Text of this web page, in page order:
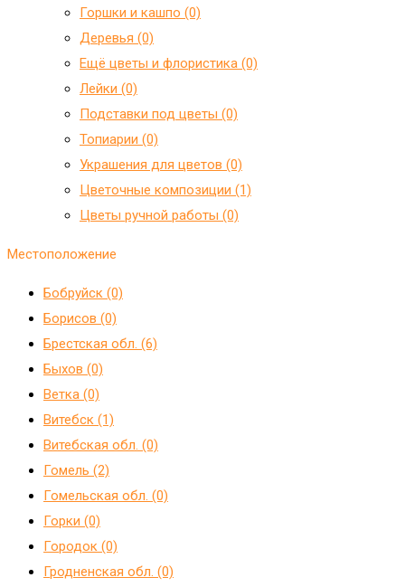
Горшки и кашпо (0)
Деревья (0)
Ещё цветы и флористика (0)
Лейки (0)
Подставки под цветы (0)
Топиарии (0)
Украшения для цветов (0)
Цветочные композиции (1)
Цветы ручной работы (0)
Местоположение
Бобруйск (0)
Борисов (0)
Брестская обл. (6)
Быхов (0)
Ветка (0)
Витебск (1)
Витебская обл. (0)
Гомель (2)
Гомельская обл. (0)
Горки (0)
Городок (0)
Гродненская обл. (0)